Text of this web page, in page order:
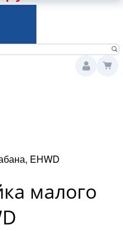
EHWD
малого